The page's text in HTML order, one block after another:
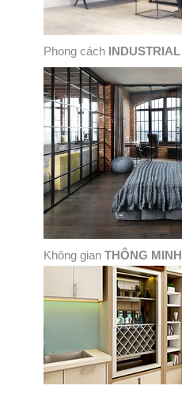
Phong cách INDUSTRIAL
Không gian THÔNG MINH